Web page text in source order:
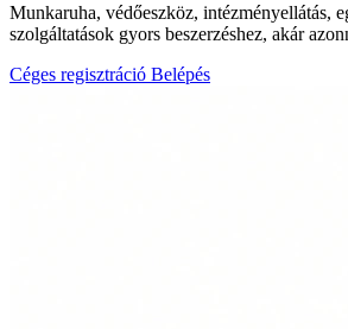
Munkaruha, védőeszköz, intézményellátás,
szolgáltatások gyors beszerzéshez, akár
Céges regisztráció Belépés